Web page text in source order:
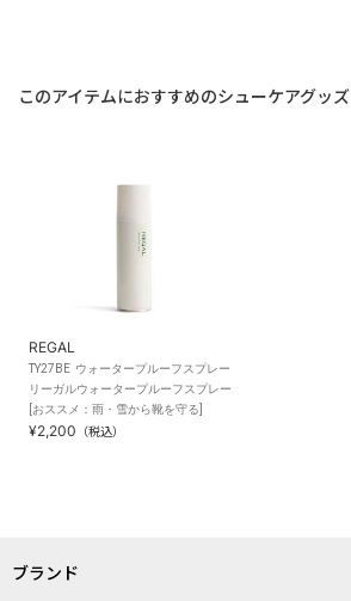
このアイテムにおすすめのシューケアグッズ
REGAL
TY27BE ウォータープルーフスプレー
リーガルウォータープルーフスプレー
[おススメ：雨・雪から靴を守る]
¥2,200 （税込）
ブランド